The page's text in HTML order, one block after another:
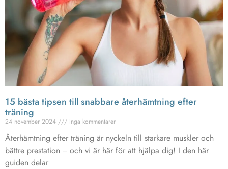
15 bästa tipsen till snabbare återhämtning efter
träning
24 november 2024 Inga kommentarer
Återhämtning efter träning är nyckeln till starkare muskler och
bättre prestation – och vi är här för att hjälpa dig! I den här
guiden delar